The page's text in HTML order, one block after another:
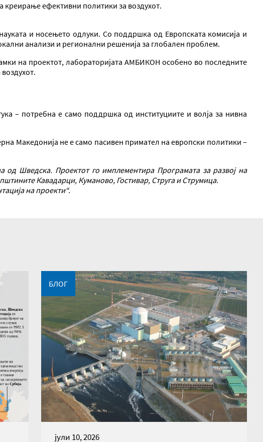
креирање ефективни политики за воздухот.
и носењето одлуки. Со поддршка од Европската комисија и
анализи и регионални решенија за глобален проблем.
на проектот, лабораторијата АМБИКОН особено во последните
– потребна е само поддршка од институциите и волја за нивна
Македонија не е само пасивен примател на европски политики –
Шведска. Проектот го имплементира Програмата за развој на
Кавадарци, Куманово, Гостивар, Струга и Струмица.
на проекти“.
БЛОГ
јули 10, 2026